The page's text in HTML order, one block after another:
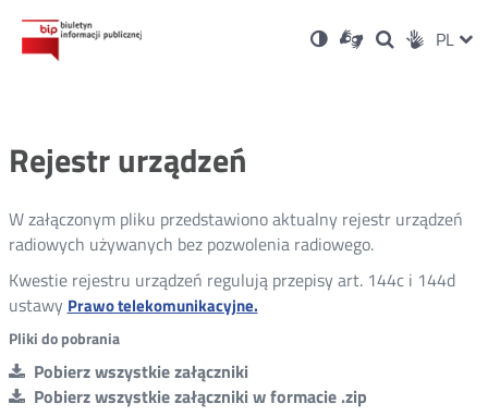
Ustawienia
Wersja
kontrastowa
Dla
niesłyszących
OtwórzOtwórz
w
Otwórz
w
Social PL
Rejestr urządzeń
W załączonym pliku przedstawiono aktualny rejestr urządzeń
radiowych używanych bez pozwolenia radiowego.
Kwestie rejestru urządzeń regulują przepisy art. 144c i 144d
ustawy Prawo telekomunikacyjne.
Pliki do pobrania
Pobierz wszystkie załączniki
Pobierz wszystkie załączniki w formacie .zip